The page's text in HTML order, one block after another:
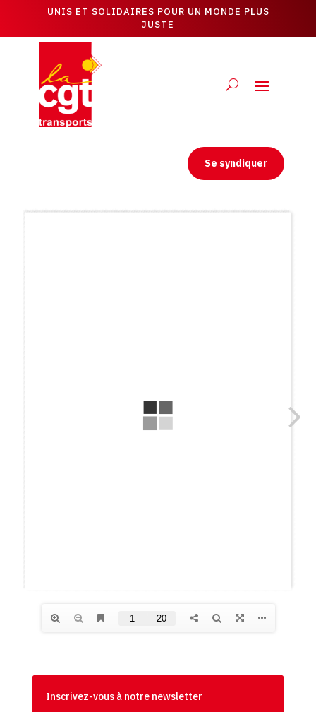
UNIS ET SOLIDAIRES POUR UN MONDE PLUS
JUSTE
Se syndiquer
Inscrivez-vous à notre newsletter